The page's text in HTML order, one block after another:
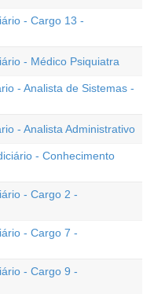
- Cargo 13 -
- Médico Psiquiatra
- Analista de Sistemas -
- Analista Administrativo
- Conhecimento
- Cargo 2 -
- Cargo 7 -
- Cargo 9 -